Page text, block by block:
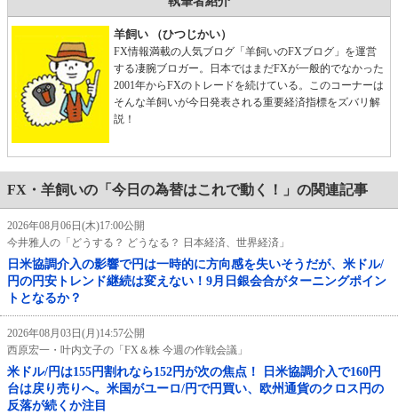
羊飼い （ひつじかい）
FX情報満載の人気ブログ「羊飼いのFXブログ」を運営
する凄腕ブロガー。日本ではまだFXが一般的でなかった
2001年からFXのトレードを続けている。このコーナーは
そんな羊飼いが今日発表される重要経済指標をズバリ解
説！
FX・羊飼いの「今日の為替はこれで動く！」の関連記事
2026年08月06日(木)17:00公開
今井雅人の「どうする？ どうなる？ 日本経済、世界経済」
日米協調介入の影響で円は一時的に方向感を失いそうだが、米ドル/
円の円安トレンド継続は変えない！9月日銀会合がターニングポイン
トとなるか？
2026年08月03日(月)14:57公開
西原宏一・叶内文子の「FX＆株 今週の作戦会議」
米ドル/円は155円割れなら152円が次の焦点！ 日米協調介入で160円
台は戻り売りへ。米国がユーロ/円で円買い、欧州通貨のクロス円の
反落が続くか注目